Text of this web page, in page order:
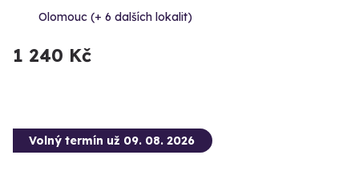
Olomouc (+ 6 dalších lokalit)
1 240 Kč
Volný termín už 09. 08. 2026